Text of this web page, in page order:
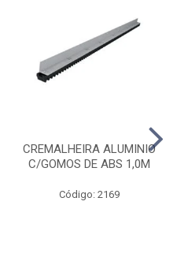
CREMALHEIRA ALUMINIO
C/GOMOS DE ABS 1,0M
Código: 2169